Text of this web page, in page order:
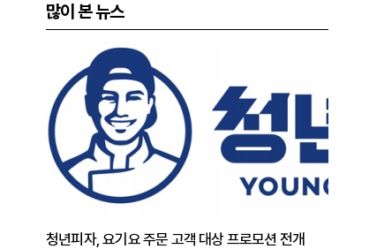
많이 본 뉴스
청년피자, 요기요 주문 고객 대상 프로모션 전개